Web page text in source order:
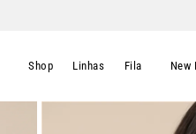
Shop Linhas Fila New